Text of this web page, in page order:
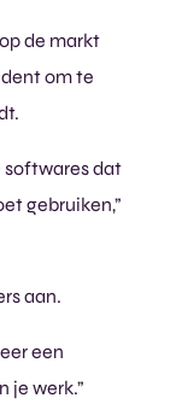
de markt
om te
softwares dat
gebruiken,”
aan.
een
je werk.”